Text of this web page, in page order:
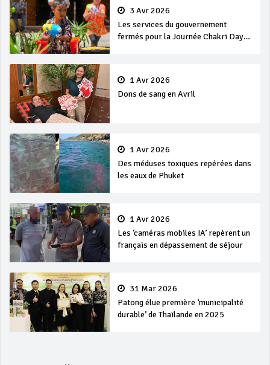
3 Avr 2026
Les services du gouvernement
fermés pour la Journée Chakri Day
1 Avr 2026
Dons de sang en Avril
1 Avr 2026
Des méduses toxiques repérées dans
les eaux de Phuket
1 Avr 2026
Les ‘caméras mobiles IA’ repèrent un
français en dépassement de séjour
31 Mar 2026
Patong élue première ‘municipalité
durable’ de Thaïlande en 2025